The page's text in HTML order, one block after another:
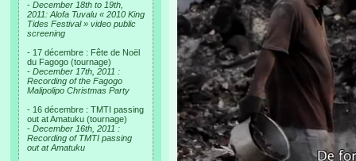
- December 18th to 19th,
2011: Alofa Tuvalu « 2010 King
Tides Festival » video public
screening
- 17 décembre : Fête de Noël
du Fagogo (tournage)
- December 17th, 2011 :
Recording of the Fagogo
Malipolipo Christmas Party
- 16 décembre : TMTI passing
out at Amatuku (tournage)
- December 16th, 2011 :
Recording of TMTI passing
out at Amatuku